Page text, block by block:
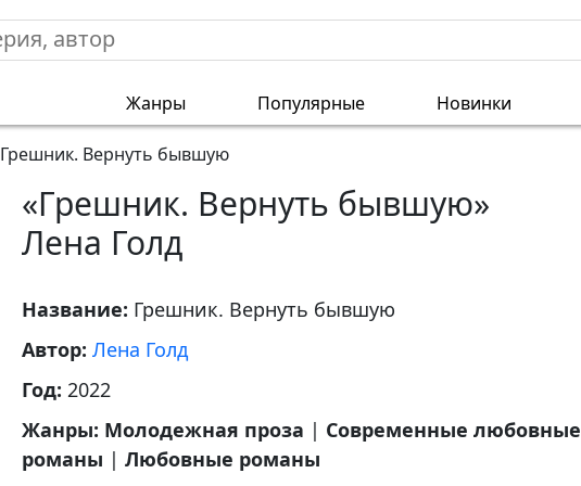
Жанры Популярные Новинки
Грешник. Вернуть бывшую
«Грешник. Вернуть бывшую»
Лена Голд
Название: Грешник. Вернуть бывшую
Автор: Лена Голд
Год: 2022
Жанры: Молодежная проза | Современные любовные
романы | Любовные романы